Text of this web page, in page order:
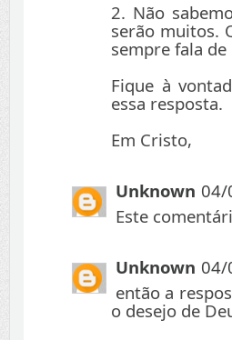
2. Não
serão muitos.
sempre fala
Fique à
essa resposta.
Em Cristo,
Unknown 04/
Este
Unknown 04/
então a
o desejo de